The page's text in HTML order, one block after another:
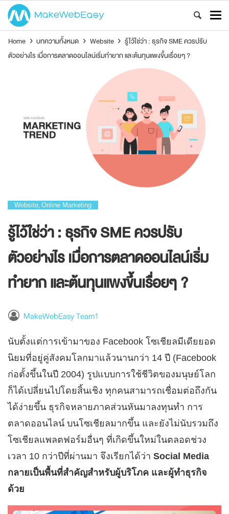
Home › บทความทั้งหมด › Website › รู้ไว้ใช่ว่า : ธุรกิจ SME ควรปรับ
ตัวอย่างไร เมื่อการตลาดออนไลน์เริ่มทำยาก และต้นทุนแพงขึ้นเรื่อยๆ ?
Website Online Marketing
รู้ไว้ใช่ว่า : ธุรกิจ SME ควรปรับ
ตัวอย่างไร เมื่อการตลาดออนไลน์เริ่ม
ทำยาก และต้นทุนแพงขึ้นเรื่อยๆ ?
MakeWebEasy Team1
นับตั้งแต่การเข้ามาของ Facebook โซเชียลมีเดียยอด
นิยมที่อยู่คู่สังคมโลกมาแล้วนานกว่า 14 ปี (Facebook
ก่อตั้งขึ้นในปี 2004) รูปแบบการใช้ชีวิตของมนุษย์โลก
ก็ได้เปลี่ยนไปโดยสิ้นเชิง ทุกคนสามารถเชื่อมต่อถึงกัน
ได้ง่ายขึ้น ธุรกิจหลายภาคส่วนหันมาลงทุนทำ การ
ตลาดออนไลน์ บนโซเชียลมากขึ้น และยังไม่นับรวมถึง
โซเชียลแพลตฟอร์มอื่นๆ ที่เกิดขึ้นใหม่ในตลอดช่วง
เวลา 10 กว่าปีที่ผ่านมา จึงเรียกได้ว่า Social Media
กลายเป็นพื้นที่สำคัญสำหรับผู้บริโภค และผู้ทำธุรกิจ
ด้วย